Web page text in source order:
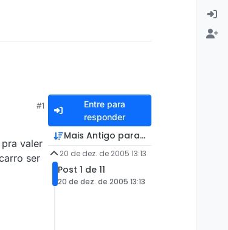
#1
valer
ser
Entre para
responder
Mais Antigo para Mais Recente
20 de dez. de 2005 13:13
Post 1 de 11
20 de dez. de 2005 13:13